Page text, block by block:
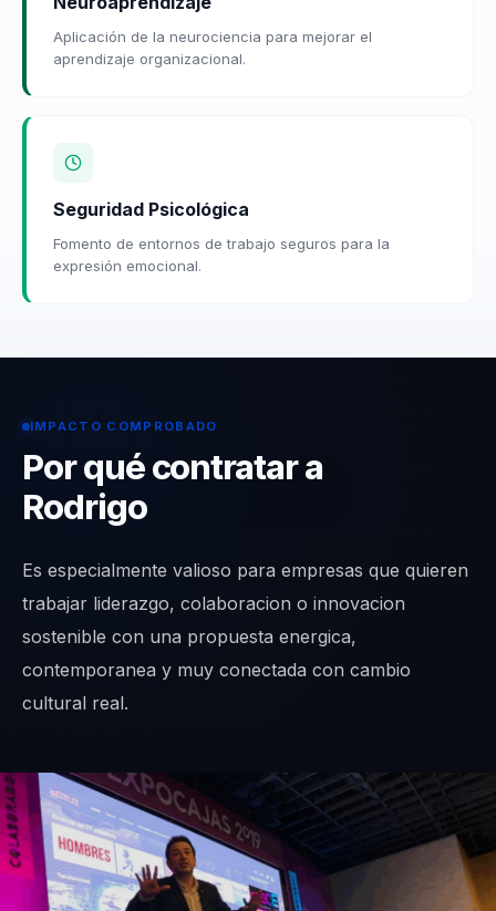
Aplicación de la neurociencia para mejorar el
aprendizaje organizacional.
Seguridad Psicológica
Fomento de entornos de trabajo seguros para la
expresión emocional.
IMPACTO COMPROBADO
Por qué contratar a
Rodrigo
Es especialmente valioso para empresas que quieren
trabajar liderazgo, colaboracion o innovacion
sostenible con una propuesta energica,
contemporanea y muy conectada con cambio
cultural real.